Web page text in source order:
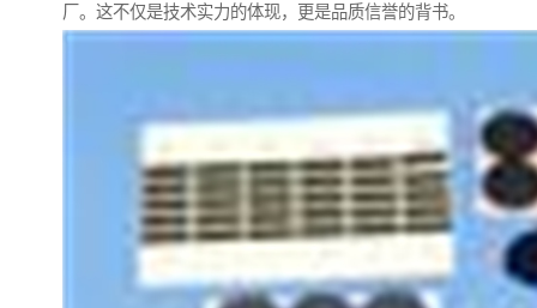
厂。这不仅是技术实力的体现，更是品质信誉的背书。